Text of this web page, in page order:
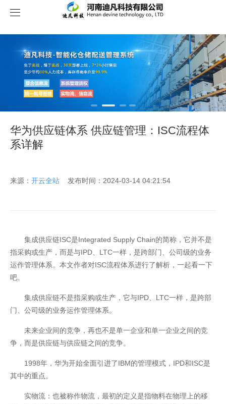
华为供应链体系 供应链管理：ISC流程体
系详解
来源： 开云全站 发布时间：2024-03-14 04:21:54
集成供应链ISC是Integrated Supply Chain的简称，它并不是
指采购或生产，而是与IPD、LTC一样，是跨部门、公司级的业务
运作管理体系。本文作者对ISC流程体系进行了解析，一起看一下
吧。
集成供应链不是指采购或生产，它与IPD、LTC一样，是跨部
门、公司级的业务运作管理体系。
未来企业间的竞争，再也不是单一企业和单一企业之间的竞
争，而是供应链与供应链之间的竞争。
1998年，华为开始全面引进了IBM的管理模式，IPD和ISC是
其中的重点。
实物流：也被称作物流，最初的定义是指物料在物理上的移